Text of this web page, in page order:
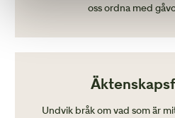
oss ordna med
Undvik bråk om vad som är